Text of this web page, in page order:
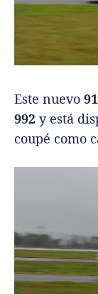
Este nuevo
992 y está
coupé como